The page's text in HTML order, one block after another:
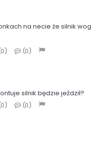
na necie że silnik
0 0
silnik będzie jeździł?
0 0